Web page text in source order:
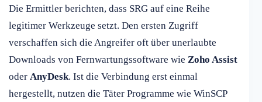
Die Ermittler berichten, dass SRG auf eine Reihe
legitimer Werkzeuge setzt. Den ersten Zugriff
verschaffen sich die Angreifer oft über unerlaubte
Downloads von Fernwartungssoftware wie Zoho Assist
oder AnyDesk. Ist die Verbindung erst einmal
hergestellt, nutzen die Täter Programme wie WinSCP